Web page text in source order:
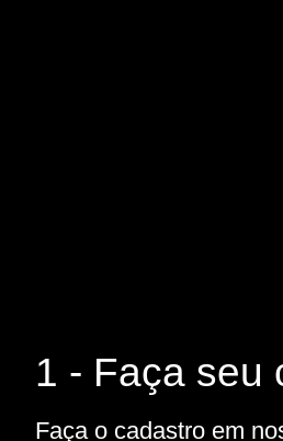
1 - Faça seu
Faça o cadastro em